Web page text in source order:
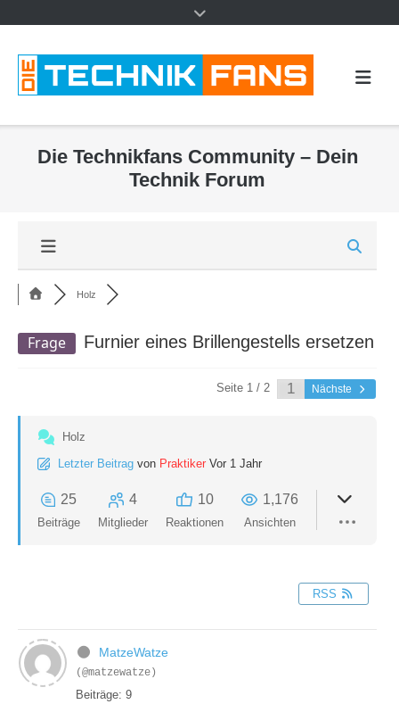
Die Technikfans Community – Dein
Technik Forum
Holz
Frage Furnier eines Brillengestells ersetzen
Seite 1 / 2 Nächste
Holz
Letzter Beitrag von Praktiker Vor 1 Jahr
25
Beiträge
4
Mitglieder
10
Reaktionen
1,176
Ansichten
RSS
MatzeWatze
(@matzewatze)
Beiträge: 9